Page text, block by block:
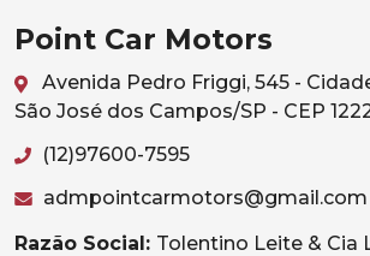
Point Car Motors
Avenida Pedro Friggi, 545 -
São José dos Campos/SP - CEP
(12)97600-7595
admpointcarmotors@gmail.com
Razão Social: Tolentino Leite & Cia